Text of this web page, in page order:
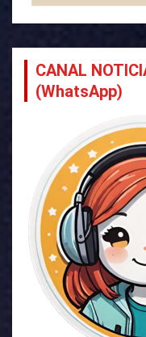
CANAL
(WhatsApp)